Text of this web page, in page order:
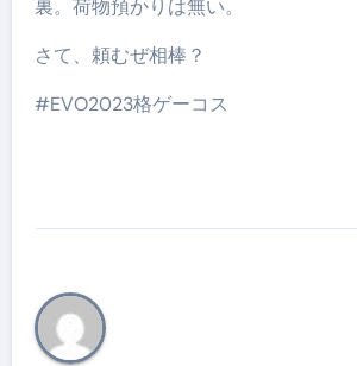
裏。荷物預かりは無い。
さて、頼むぜ相棒？
#EVO2023格ゲーコス